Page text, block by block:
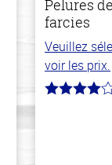
Pelures
farcies
Veuillez
voir les prix.
4.0